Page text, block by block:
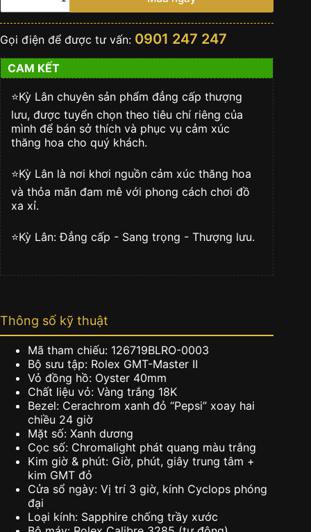
Rolex
Master
II
126719BLRO-
0003
Pepsi
Oyster
số
lượng
Gọi điện để được tư vấn: 0901 247 247
CAM KẾT
⭐️Kỳ Lân chuyên sản phẩm đẳng cấp thượng
lưu, được tuyển chọn theo tiêu chí riêng của
mình để bán sở thích và phục vụ cảm xúc
thăng hoa cho quý khách.
⭐️Kỳ Lân là nơi khơi nguồn cảm xúc thăng hoa
và thỏa mãn đam mê với phong cách chơi đồ
xa xỉ.
⭐️Kỳ Lân: Đẳng cấp - Sang trọng - Thượng lưu.
Thông số kỹ thuật
Mã tham chiếu: 126719BLRO-0003
Bộ sưu tập: Rolex GMT-Master II
Vỏ đồng hồ: Oyster 40mm
Chất liệu vỏ: Vàng trắng 18K
Bezel: Cerachrom xanh đỏ “Pepsi” xoay hai
chiều 24 giờ
Mặt số: Xanh dương
Cọc số: Chromalight phát quang màu trắng
Kim giờ & phút: Giờ, phút, giây trung tâm +
kim GMT đỏ
Cửa sổ ngày: Vị trí 3 giờ, kính Cyclops phóng
đại
Loại kính: Sapphire chống trầy xước